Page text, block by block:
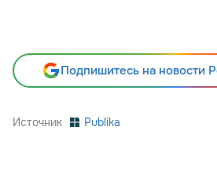
Подпишитесь на новости
Источник Publika